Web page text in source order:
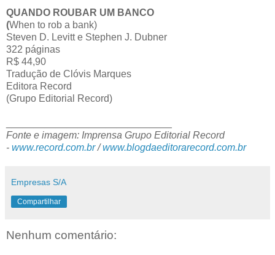
QUANDO ROUBAR UM BANCO
(When to rob a bank)
Steven D. Levitt e Stephen J. Dubner
322 páginas
R$ 44,90
Tradução de Clóvis Marques
Editora Record
(Grupo Editorial Record)
Fonte e imagem: Imprensa Grupo Editorial Record
- www.record.com.br/www.blogdaeditorarecord.com.br
Empresas S/A
Compartilhar
Nenhum comentário: